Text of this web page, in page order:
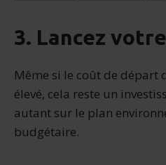
3. Lancez
Même si le coût de départ
élevé, cela reste un
autant sur le plan
budgétaire.